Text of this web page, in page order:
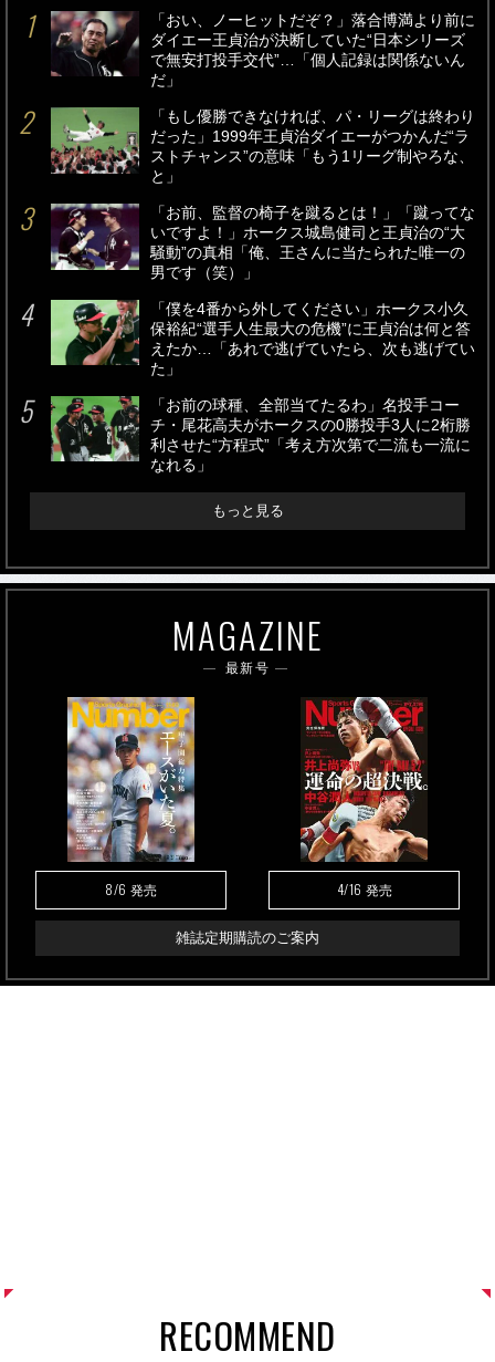
「おい、ノーヒットだぞ？」落合博満より前に
ダイエー王貞治が決断していた“日本シリーズ
で無安打投手交代”…「個人記録は関係ないん
だ」
「もし優勝できなければ、パ・リーグは終わり
だった」1999年王貞治ダイエーがつかんだ“ラ
ストチャンス”の意味「もう1リーグ制やろな、
と」
「お前、監督の椅子を蹴るとは！」「蹴ってな
いですよ！」ホークス城島健司と王貞治の“大
騒動”の真相「俺、王さんに当たられた唯一の
男です（笑）」
「僕を4番から外してください」ホークス小久
保裕紀“選手人生最大の危機”に王貞治は何と答
えたか…「あれで逃げていたら、次も逃げてい
た」
「お前の球種、全部当てたるわ」名投手コー
チ・尾花高夫がホークスの0勝投手3人に2桁勝
利させた“方程式”「考え方次第で二流も一流に
なれる」
もっと見る
MAGAZINE
最新号
8/6 発売 4/16 発売
雑誌定期購読のご案内
RECOMMEND